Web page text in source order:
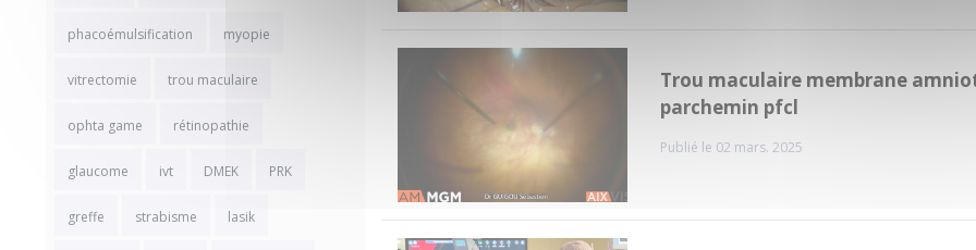
phacoémulsification myopie
vitrectomie trou maculaire
ophta game rétinopathie
glaucome ivt DMEK PRK
greffe strabisme lasik
Trou maculaire membrane
parchemin pfcl
Publié le 02 mars. 2025